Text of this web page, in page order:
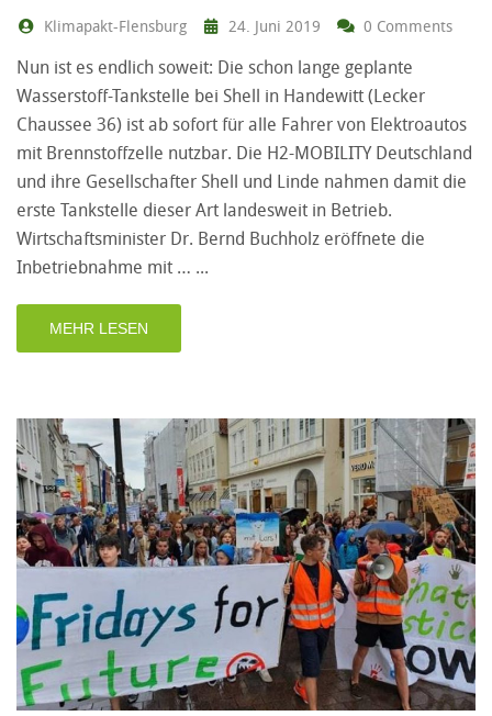
Klimapakt-Flensburg 24. Juni 2019 0 Comments
Nun ist es endlich soweit: Die schon lange geplante
Wasserstoff-Tankstelle bei Shell in Handewitt (Lecker
Chaussee 36) ist ab sofort für alle Fahrer von Elektroautos
mit Brennstoffzelle nutzbar. Die H2-MOBILITY Deutschland
und ihre Gesellschafter Shell und Linde nahmen damit die
erste Tankstelle dieser Art landesweit in Betrieb.
Wirtschaftsminister Dr. Bernd Buchholz eröffnete die
Inbetriebnahme mit …
MEHR LESEN